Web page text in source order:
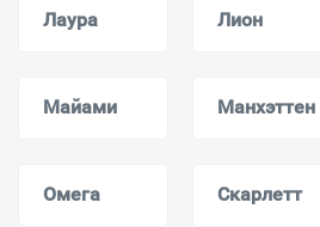
Лаура Лион
Майами Манхэттен
Омега Скарлетт